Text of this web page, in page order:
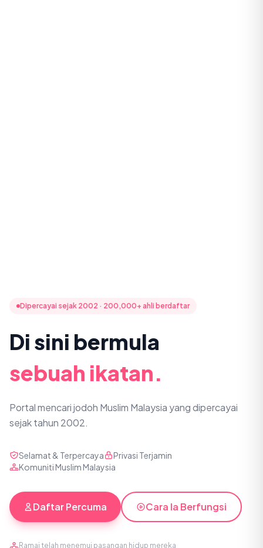
Dipercayai sejak 2002 · 200,000+ ahli berdaftar
Di sini bermula
sebuah ikatan.
Portal mencari jodoh Muslim Malaysia yang dipercayai
sejak tahun 2002.
Selamat & Terpercaya
Privasi Terjamin
Komuniti Muslim Malaysia
Daftar Percuma Cara Ia Berfungsi
Ramai telah menemui pasangan hidup mereka